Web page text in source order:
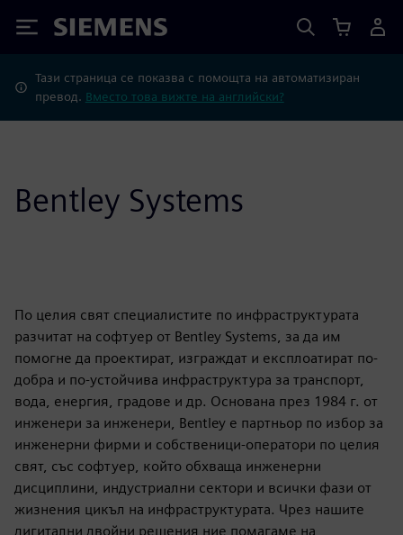
Siemens
Тази страница се показва с помощта на автоматизиран
превод. Вместо това вижте на английски?
Bentley Systems
По целия свят специалистите по инфраструктурата
разчитат на софтуер от Bentley Systems, за да им
помогне да проектират, изграждат и експлоатират по-
добра и по-устойчива инфраструктура за транспорт,
вода, енергия, градове и др. Основана през 1984 г. от
инженери за инженери, Bentley е партньор по избор за
инженерни фирми и собственици-оператори по целия
свят, със софтуер, който обхваща инженерни
дисциплини, индустриални сектори и всички фази от
жизнения цикъл на инфраструктурата. Чрез нашите
дигитални двойни решения ние помагаме на